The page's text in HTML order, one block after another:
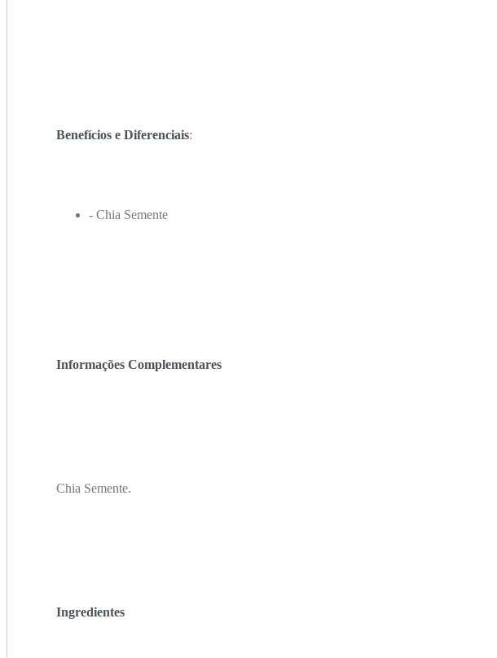
Benefícios e Diferenciais:
- Chia Semente
Informações Complementares
Chia Semente.
Ingredientes